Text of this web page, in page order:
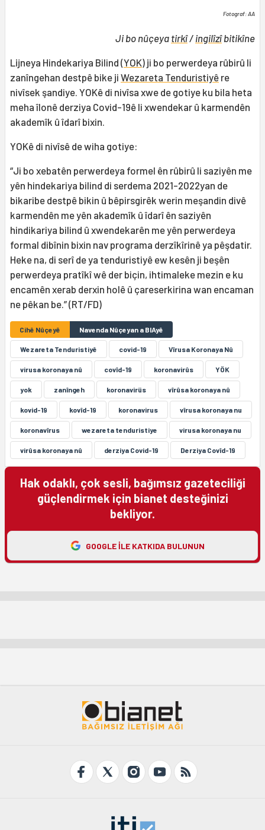
Fotograf: AA
Ji bo nûçeya tirkî/ ingilîzîbitikîne
Lijneya Hindekariya Bilind (YOK) ji bo perwerdeya rûbirû li
zanîngehan destpê bike ji Wezareta Tenduristiyê re
nivîsek şandiye. YOKê di nivîsa xwe de gotiye ku bila heta
meha îlonê derziya Covid-19ê li xwendekar û karmendên
akademîk û îdarî bixin.
YOKê di nivîsê de wiha gotiye:
“Ji bo xebatên perwerdeya formel ên rûbirû li saziyên me
yên hindekariya bilind di serdema 2021-2022yan de
bikaribe destpê bikin û bêpirsgirêk werin meşandin divê
karmendên me yên akademîk û îdarî ên saziyên
hindikariya bilind û xwendekarên me yên perwerdeya
formal dibînin bixin nav programa derzîkîrinê ya pêşdatir.
Heke na, di serî de ya tenduristiyê ew kesên ji beşên
perwerdeya pratîkî wê der biçin, ihtimaleke mezin e ku
encamên xerab derxin holê û çareserkirina wan encaman
ne pêkan be.” (RT/FD)
Cihê Nûçeyê Navenda Nûçeyan a BIAyê
Wezareta Tenduristiyê covid-19 Vîrusa Koronaya Nû
virusa koronaya nû covîd-19 koronavirûs YÖK
yok zanîngeh koronavirüs vîrûsa koronaya nû
kovid-19 kovîd-19 koronavirus vîrusa koronaya nu
koronavîrus wezareta tenduristiye virusa koronaya nu
virûsa koronaya nû derziya Covid-19 Derziya Covîd-19
Hak odaklı, çok sesli, bağımsız gazeteciliği
güçlendirmek için bianet desteğinizi
bekliyor.
GOOGLE ILE KATKIDA BULUNUN